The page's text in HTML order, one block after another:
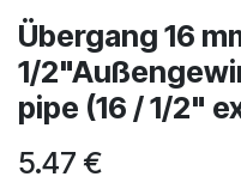
Übergang 16
1/
pipe (16 / 1/2"
5.47 €